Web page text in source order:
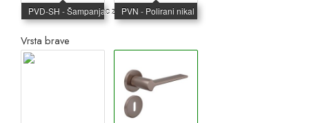
Vrsta brave